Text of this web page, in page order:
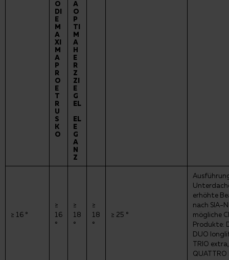
O
DI
E
M
A
XI
M
A
P
R
O
E
T
R
U
S
K
O
A
O
P
TI
M
A
H
E
R
Z
ZI
E
G
EL
EL
E
G
A
N
Z
≥ 16 °
≥
16
°
≥
18
°
≥
18
°
≥ 25 °
erhöhte
nach SIA-
mögliche
Produkte:
DUO
TRIO